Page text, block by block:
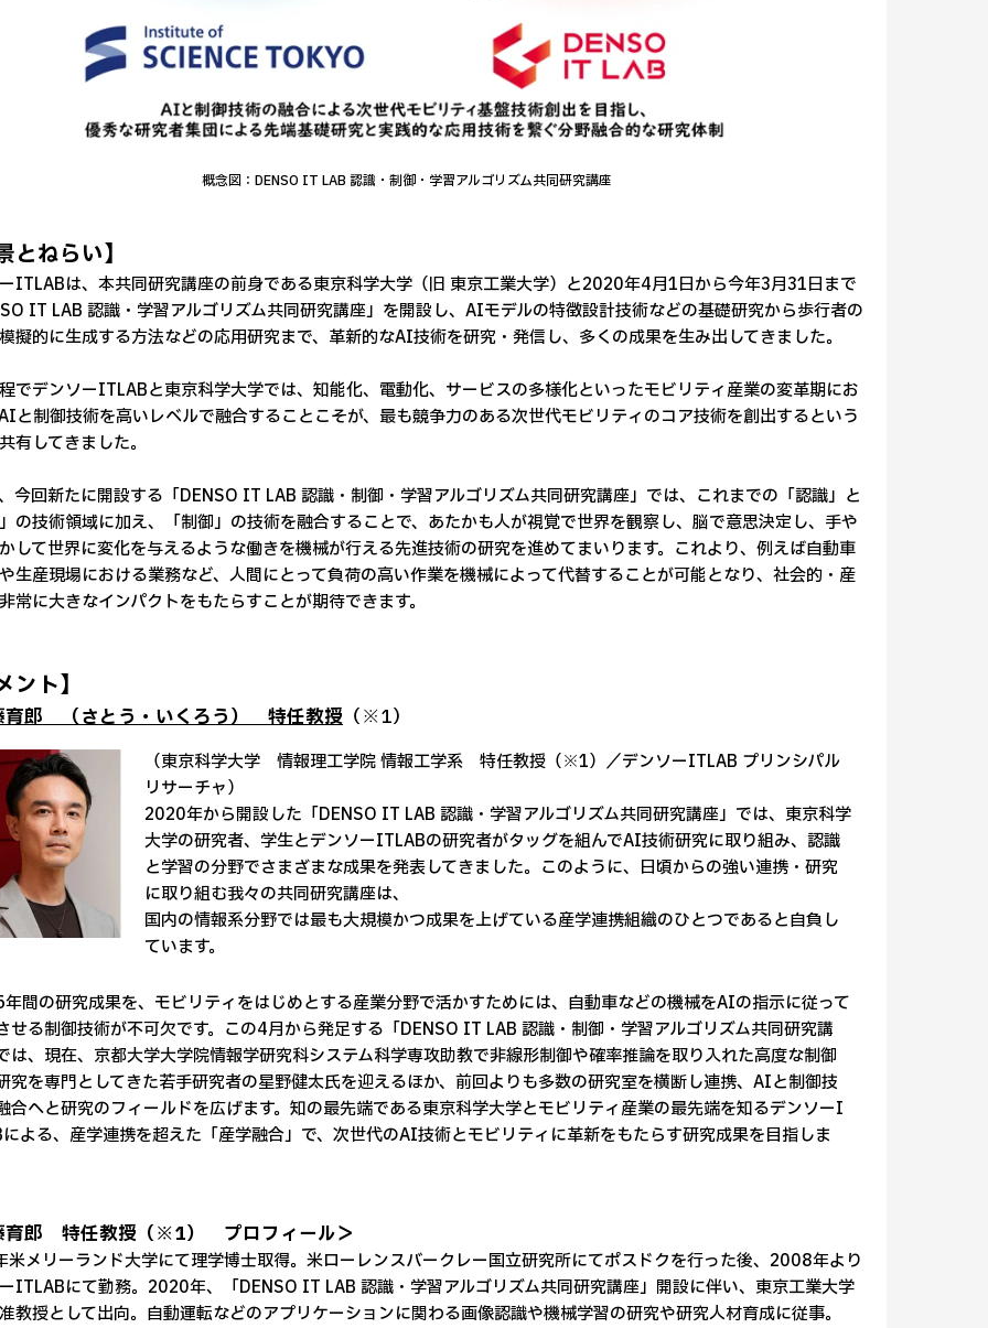
概念図：DENSO IT LAB 認識・制御・学習アルゴリズム共同研究講座
とねらい】
ITLABは、本共同研究講座の前身である東京科学大学（旧 東京工業大学）と2020年4月1日から今年3月31日まで
IT LAB 認識・学習アルゴリズム共同研究講座」を開設し、AIモデルの特徴設計技術などの基礎研究から歩行者の
擬的に生成する方法などの応用研究まで、革新的なAI技術を研究・発信し、多くの成果を生み出してきました。
でデンソーITLABと東京科学大学では、知能化、電動化、サービスの多様化といったモビリティ産業の変革期にお
と制御技術を高いレベルで融合することこそが、最も競争力のある次世代モビリティのコア技術を創出するという
有してきました。
今回新たに開設する「DENSO IT LAB 認識・制御・学習アルゴリズム共同研究講座」では、これまでの「認識」と
」の技術領域に加え、「制御」の技術を融合することで、あたかも人が視覚で世界を観察し、脳で意思決定し、手や
して世界に変化を与えるような働きを機械が行える先進技術の研究を進めてまいります。これより、例えば自動車
生産現場における業務など、人間にとって負荷の高い作業を機械によって代替することが可能となり、社会的・産
常に大きなインパクトをもたらすことが期待できます。
ント】
郎 （さとう・いくろう） 特任教授 （※1）
（東京科学大学 情報理工学院 情報工学系 特任教授（※1）／デンソーITLAB プリンシパル
リサーチャ）
2020年から開設した「DENSO IT LAB 認識・学習アルゴリズム共同研究講座」では、東京科学
大学の研究者、学生とデンソーITLABの研究者がタッグを組んでAI技術研究に取り組み、認識
と学習の分野でさまざまな成果を発表してきました。このように、日頃からの強い連携・研究
に取り組む我々の共同研究講座は、
国内の情報系分野では最も大規模かつ成果を上げている産学連携組織のひとつであると自負し
ています。
年間の研究成果を、モビリティをはじめとする産業分野で活かすためには、自動車などの機械をAIの指示に従って
せる制御技術が不可欠です。この4月から発足する「DENSO IT LAB 認識・制御・学習アルゴリズム共同研究講
は、現在、京都大学大学院情報学研究科システム科学専攻助教で非線形制御や確率推論を取り入れた高度な制御
究を専門としてきた若手研究者の星野健太氏を迎えるほか、前回よりも多数の研究室を横断し連携、AIと制御技
合へと研究のフィールドを広げます。知の最先端である東京科学大学とモビリティ産業の最先端を知るデンソーI
よる、産学連携を超えた「産学融合」で、次世代のAI技術とモビリティに革新をもたらす研究成果を目指しま
育郎 特任教授（※1） プロフィール＞
メリーランド大学にて理学博士取得。米ローレンスバークレー国立研究所にてポスドクを行った後、2008年より
ITLABにて勤務。2020年、「DENSO IT LAB 認識・学習アルゴリズム共同研究講座」開設に伴い、東京工業大学
教授として出向。自動運転などのアプリケーションに関わる画像認識や機械学習の研究や研究人材育成に従事。